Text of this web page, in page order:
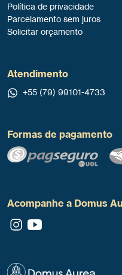
Política de privacidade
Parcelamento sem juros
Solicitar orçamento
Atendimento
+55 (79) 99101-4733
Formas de pagamento
Acompanhe a Domus